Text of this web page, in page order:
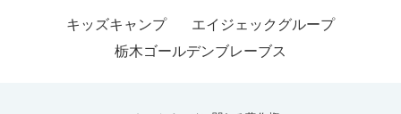
キッズキャンプ
エイジェックグループ
栃木ゴールデンブレーブス